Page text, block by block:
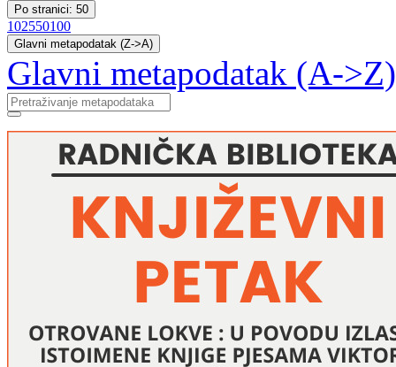
Po stranici: 50
102550100
Glavni metapodatak (Z->A)
Glavni metapodatak (A->Z)